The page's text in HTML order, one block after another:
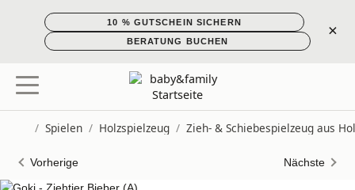
10 % GUTSCHEIN SICHERN
BERATUNG BUCHEN
×
/ Spielen / Holzspielzeug / Zieh- & Schiebespielzeug aus
Vorherige Nächste